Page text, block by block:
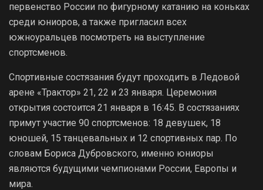
первенство России по фигурному катанию на коньках
среди юниоров, а также пригласил всех
южноуральцев посмотреть на выступление
спортсменов.
Спортивные состязания будут проходить в Ледовой
арене «Трактор» 21, 22 и 23 января. Церемония
открытия состоится 21 января в 16:45. В состязаниях
примут участие 90 спортсменов: 18 девушек, 18
юношей, 15 танцевальных и 12 спортивных пар. По
словам Бориса Дубровского, именно юниоры
являются будущими чемпионами России, Европы и
мира.